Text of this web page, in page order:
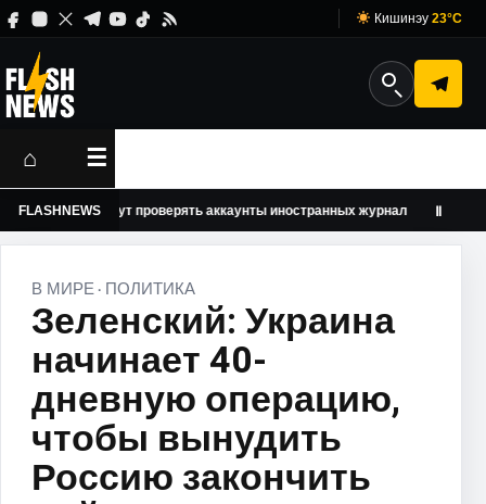
Кишинэу 23°C
⌂ ☰
FLASHNEWS
США будут проверять аккаунты иностранных журналистов в соцсетях
Ⅱ
В МИРЕ · ПОЛИТИКА
Зеленский: Украина
начинает 40-
дневную операцию,
чтобы вынудить
Россию закончить